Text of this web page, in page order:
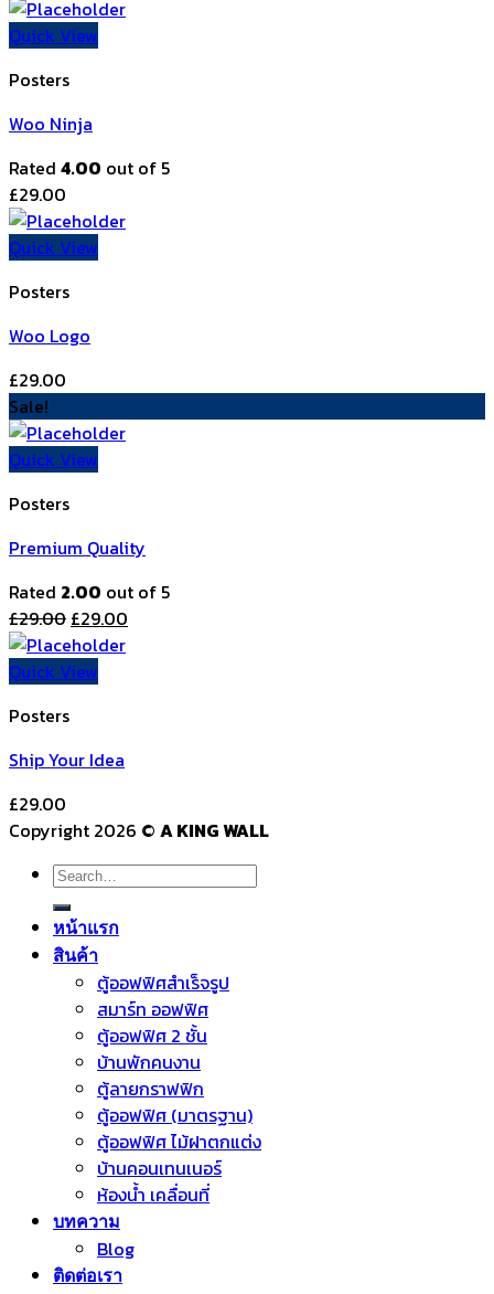
Quick View
Posters
Woo Ninja
Rated 4.00 out of 5
£29.00
Quick View
Posters
Woo Logo
£29.00
Sale!
Quick View
Posters
Premium Quality
Rated 2.00 out of 5
£29.00 £29.00
Quick View
Posters
Ship Your Idea
£29.00
Copyright 2026 © A KING WALL
Search
for:
หน้าแรก
สินค้า
ตู้ออฟฟิศสำเร็จรูป
สมาร์ท ออฟฟิศ
ตู้ออฟฟิศ 2 ชั้น
บ้านพักคนงาน
ตู้ลายกราฟฟิก
ตู้ออฟฟิศ (มาตรฐาน)
ตู้ออฟฟิศ ไม้ฝาตกแต่ง
บ้านคอนเทนเนอร์
ห้องน้ำ เคลื่อนที่
บทความ
Blog
ติดต่อเรา